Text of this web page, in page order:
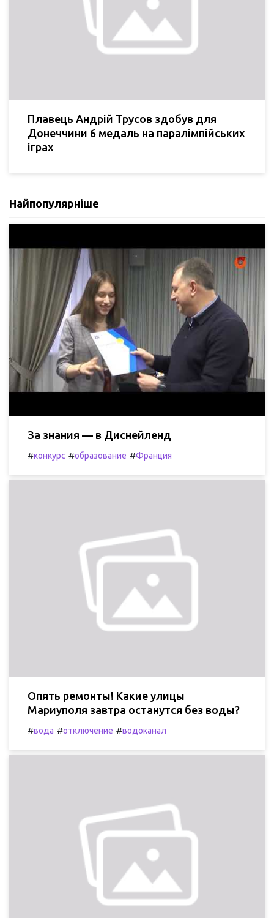
Плавець Андрій Трусов здобув для
Донеччини 6 медаль на паралімпійських
іграх
Найпопулярніше
За знания — в Диснейленд
#конкурс #образование #Франция
Опять ремонты! Какие улицы
Мариуполя завтра останутся без воды?
#вода #отключение #водоканал